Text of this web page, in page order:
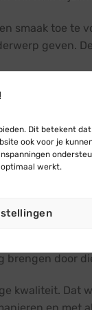
Dit betekent dat
ook voor je
werkt.
smaak toe te
geven.
in handen
besteed
de Yelka
in orde was,
brengen door
kwaliteit. Dat